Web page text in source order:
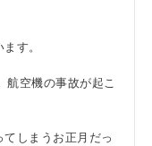
す。
航空機の事故が起こ
しまうお正月だっ